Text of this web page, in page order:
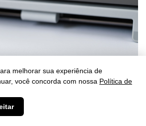
melhorar sua experiência de
você concorda com nossa Política de